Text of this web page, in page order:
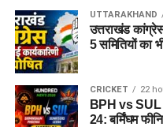
UTTARAKHAND
उत्तराखंड
5 समितियों का
CRICKET 22
BPH vs
24: बर्मिंघम